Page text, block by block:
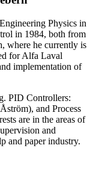
Physics in
in 1984, both from
where he currently is
for Alfa Laval
implementation of
PID Controllers:
and Process
are in the areas of
and
and paper industry.